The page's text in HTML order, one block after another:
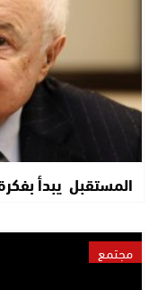
المستقبل يبدأ
مجتمع